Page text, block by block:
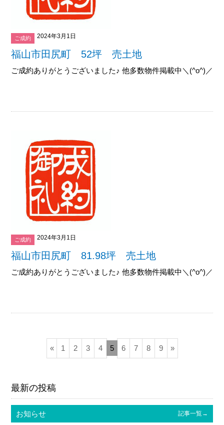
ご成約 2024年3月1日
福山市田尻町 52坪 売土地
ご成約ありがとうございました♪ 他多数物件掲載中＼(^o^)／
ご成約 2024年3月1日
福山市田尻町 81.98坪 売土地
ご成約ありがとうございました♪ 他多数物件掲載中＼(^o^)／
« 1 2 3 4 5 6 7 8 9 »
最新の投稿
お知らせ 記事一覧→